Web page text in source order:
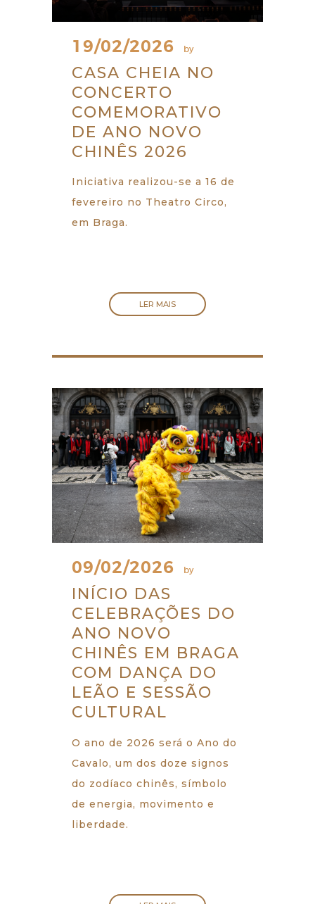
19/02/2026 by
CASA CHEIA NO
CONCERTO
COMEMORATIVO
DE ANO NOVO
CHINÊS 2026
Iniciativa realizou-se a 16 de
fevereiro no Theatro Circo,
em Braga.
LER MAIS
09/02/2026 by
INÍCIO DAS
CELEBRAÇÕES DO
ANO NOVO
CHINÊS EM BRAGA
COM DANÇA DO
LEÃO E SESSÃO
CULTURAL
O ano de 2026 será o Ano do
Cavalo, um dos doze signos
do zodíaco chinês, símbolo
de energia, movimento e
liberdade.